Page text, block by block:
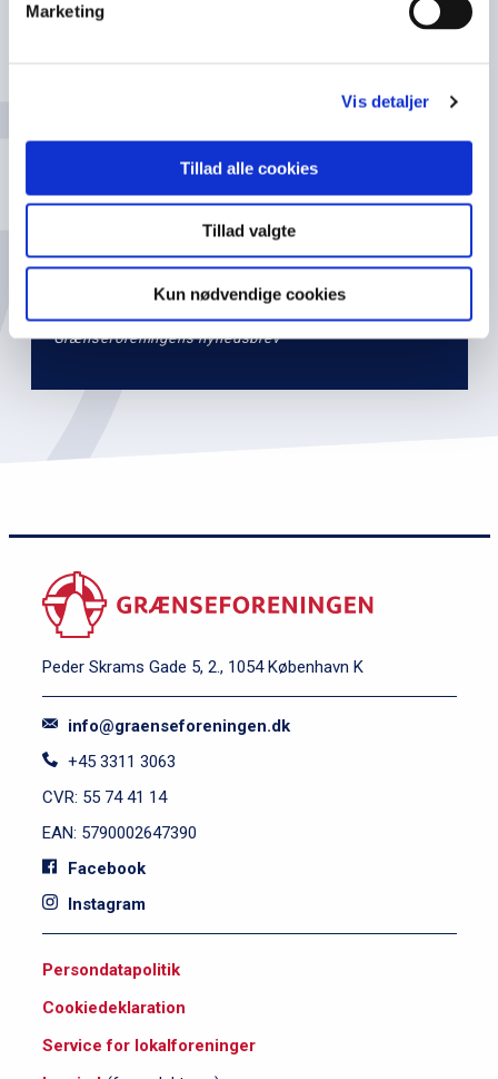
Marketing
Vis detaljer
Tillad alle cookies
Tillad valgte
Kun nødvendige cookies
Navn
*Jeg giver hermed tilladelse til at få tilsendt
Grænseforeningens nyhedsbrev
Peder Skrams Gade 5, 2., 1054 København K
info@graenseforeningen.dk
+45 3311 3063
CVR: 55 74 41 14
EAN: 5790002647390
Facebook
Instagram
i
d
e
Persondatapolitik
Cookiedeklaration
Service for lokalforeninger